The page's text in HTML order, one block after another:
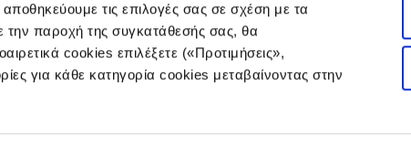
τις επιλογές σας σε σχέση με τα
παροχή της συγκατάθεσής σας, θα
cookies επιλέξετε («Προτιμήσεις»,
για κάθε κατηγορία cookies μεταβαίνοντας στην